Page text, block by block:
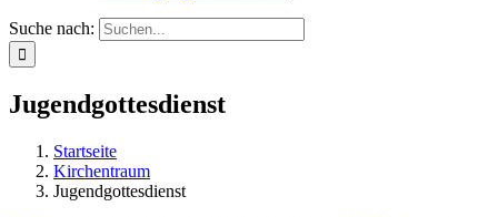
Suche nach:
Jugendgottesdienst
Startseite
Kirchentraum
Jugendgottesdienst